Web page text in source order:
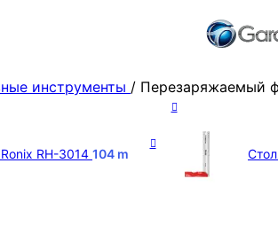
инструменты / Перезаряжаемый
RH-3014 104 m